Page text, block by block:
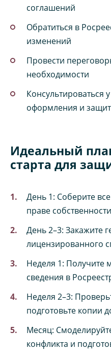
соглашений
Обратиться в
изменений
Провести
необходимости
Консультироваться
оформления и
Идеальный
старта для
День 1: Соберите
праве собственности
День 2–3: Закажите
лицензированного
Неделя 1: Получите
сведения в
Неделя 2–3:
подготовьте копии
Месяц:
конфликта и